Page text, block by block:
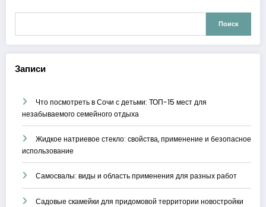
Поиск
Записи
Что посмотреть в Сочи с детьми: ТОП-15 мест для
незабываемого семейного отдыха
Жидкое натриевое стекло: свойства, применение и безопасное
использование
Самосвалы: виды и область применения для разных работ
Садовые скамейки для придомовой территории новостройки